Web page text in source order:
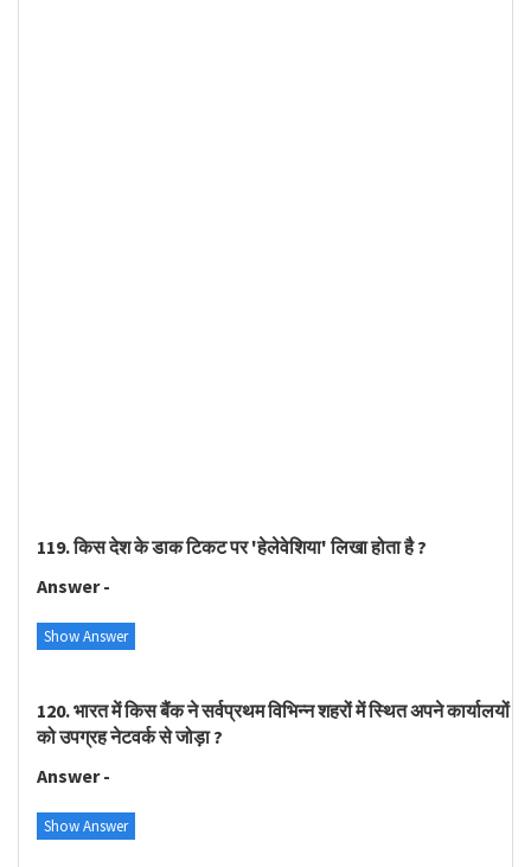
119. किस देश के डाक टिकट पर 'हेलेवेशिया' लिखा होता है ?
Answer -
Show Answer
120. भारत में किस बैंक ने सर्वप्रथम विभिन्न शहरों में स्थित अपने कार्यालयों
को उपग्रह नेटवर्क से जोड़ा ?
Answer -
Show Answer